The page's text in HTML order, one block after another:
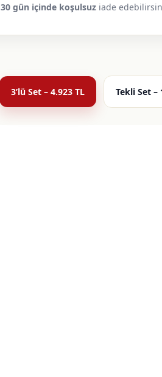
30 gün içinde koşulsuziade
3’lü Set – 4.923 TL Tekli Set –